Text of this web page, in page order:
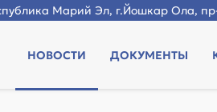
Марий Эл, г.Йошкар Ола,
НОВОСТИ ДОКУМЕНТЫ